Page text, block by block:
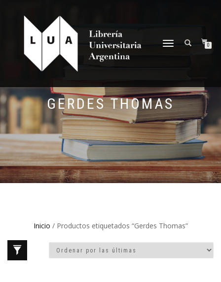
NAVEGACIÓN
0
GERDES THOMAS
Inicio / Productos etiquetados “Gerdes Thomas”